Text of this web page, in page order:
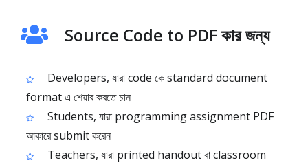
Source Code to PDF কার জন্য
Developers, যারা code কে standard document
format এ শেয়ার করতে চান
Students, যারা programming assignment PDF
আকারে submit করেন
Teachers, যারা printed handout বা classroom